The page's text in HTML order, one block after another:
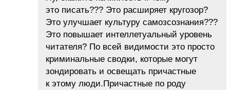
это писать??? Это расширяет кругозор?
Это улучшает культуру самозсознания???
Это повышает интеллетуальный уровень
читателя? По всей видимости это просто
криминальные сводки, которые могут
зондировать и освещать причастные
к этому люди.Причастные по роду